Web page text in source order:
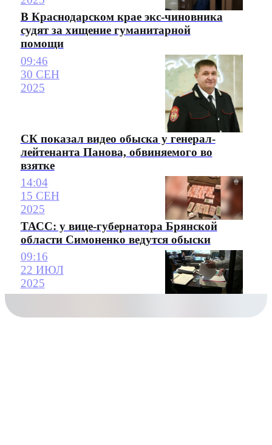
В Краснодарском крае экс-чиновника
судят за хищение гуманитарной
помощи
09:46
30 СЕН
2025
СК показал видео обыска у генерал-
лейтенанта Панова, обвиняемого во
взятке
14:04
15 СЕН
2025
ТАСС: у вице-губернатора Брянской
области Симоненко ведутся обыски
09:16
22 ИЮЛ
2025